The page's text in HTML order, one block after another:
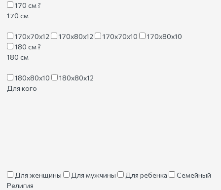
170 см?
170 см
170х70х12 170х80х12 170х70х10
170х80х10
180 см?
180 см
180х80х10
180х80х12
Для кого
Для женщины Для мужчины Для ребенка
Семейный
Религия